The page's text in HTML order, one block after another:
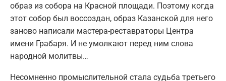
образ из собора на Красной площади. Поэтому когда
этот собор был воссоздан, образ Казанской для него
заново написали мастера-реставраторы Центра
имени Грабаря. И не умолкают перед ним слова
народной молитвы…
Несомненно промыслительной стала судьба третьего